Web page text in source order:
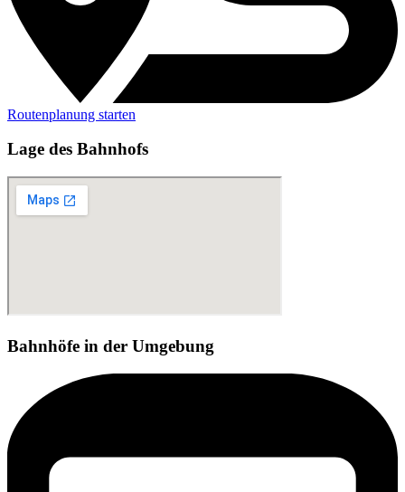
Routenplanung starten
Lage des Bahnhofs
Bahnhöfe in der Umgebung